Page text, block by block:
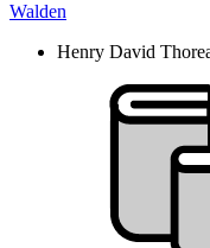
Walden
Henry David